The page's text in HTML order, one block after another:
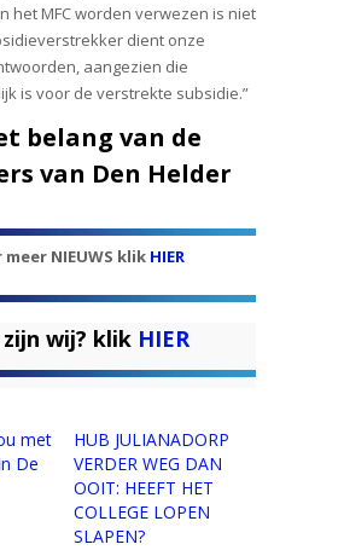
het MFC worden verwezen is niet
dient onze
aangezien die
is voor de verstrekte subsidie.”
belang van de
van Den Helder
meer NIEUWS klik HIER
zijn wij? klik HIER
met
De
HUB JULIANADORP
VERDER WEG DAN
OOIT: HEEFT HET
COLLEGE LOPEN
SLAPEN?